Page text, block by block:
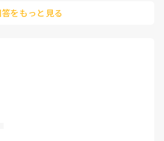
、子どもはその度大号泣（保育士が
同保育の時に「うるさいから」
る男児を面白がって笑う
歳児は、突然引きずられて０歳児
声を浴びせ、自分で床を拭かせる
は、保育士同士で固まってずっと
しまうので、私がいつも追いかけて
をもっと見る
することにしました。